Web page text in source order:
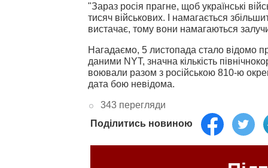
"Зараз росія прагне, щоб українські
тисяч військових. І намагається
вистачає, тому вони намагаються
Нагадаємо, 5 листопада стало відомо
даними NYT, значна кількість
воювали разом з російською 810-ю
дата бою невідома.
343 перегляди
Поділитись новиною